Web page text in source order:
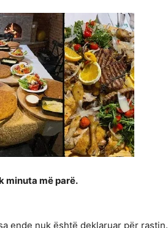
minuta më parë.
ende nuk është deklaruar për rastin.